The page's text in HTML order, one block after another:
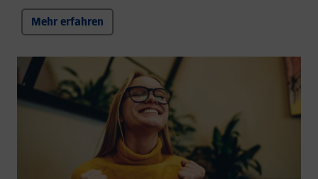
Mehr erfahren